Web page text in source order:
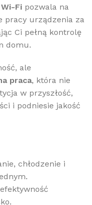
Fi pozwala na
pracy urządzenia za
Ci pełną kontrolę
domu.
ale
praca, która nie
w przyszłość,
i podniesie jakość
chłodzenie i